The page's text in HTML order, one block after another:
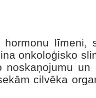
līmeni,
onkoloģisko
noskaņojumu
cilvēka